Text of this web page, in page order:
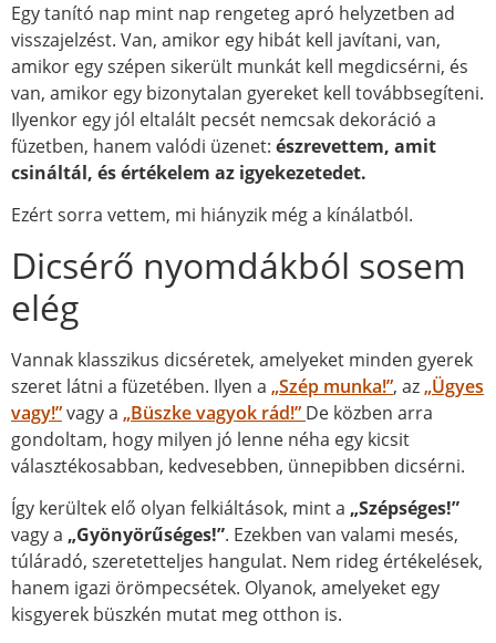
Egy tanító nap mint nap rengeteg apró helyzetben ad
visszajelzést. Van, amikor egy hibát kell javítani, van,
amikor egy szépen sikerült munkát kell megdicsérni, és
van, amikor egy bizonytalan gyereket kell továbbsegíteni.
Ilyenkor egy jól eltalált pecsét nemcsak dekoráció a
füzetben, hanem valódi üzenet: észrevettem, amit
csináltál, és értékelem az igyekezetedet.
Ezért sorra vettem, mi hiányzik még a kínálatból.
Dicsérő nyomdákból sosem
elég
Vannak klasszikus dicséretek, amelyeket minden gyerek
szeret látni a füzetében. Ilyen a „Szép munka!”, az„Ügyes
vagy!”vagy a „Büszke vagyok rád!” De közben arra
gondoltam, hogy milyen jó lenne néha egy kicsit
választékosabban, kedvesebben, ünnepibben dicsérni.
Így kerültek elő olyan felkiáltások, mint a „Szépséges!”
vagy a „Gyönyörűséges!”. Ezekben van valami mesés,
túláradó, szeretetteljes hangulat. Nem rideg értékelések,
hanem igazi örömpecsétek. Olyanok, amelyeket egy
kisgyerek büszkén mutat meg otthon is.